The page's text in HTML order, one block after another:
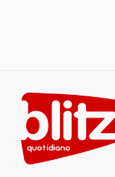
content